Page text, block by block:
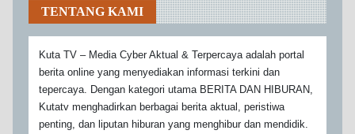
TENTANG KAMI
Kuta TV – Media Cyber Aktual & Terpercaya adalah portal
berita online yang menyediakan informasi terkini dan
tepercaya. Dengan kategori utama BERITA DAN HIBURAN,
Kutatv menghadirkan berbagai berita aktual, peristiwa
penting, dan liputan hiburan yang menghibur dan mendidik.